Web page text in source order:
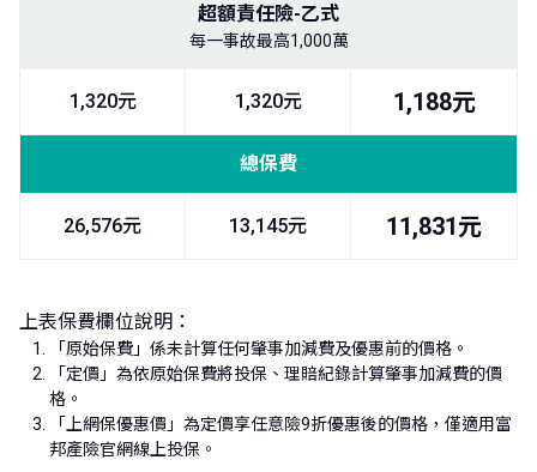
超額責任險-乙式
每一事故最高1,000萬
1,320元 1,320元 1,188元
總保費
26,576元 13,145元 11,831元
上表保費欄位說明：
「原始保費」係未計算任何肇事加減費及優惠前的價格。
「定價」為依原始保費將投保、理賠紀錄計算肇事加減費的價
格。
「上網保優惠價」為定價享任意險9折優惠後的價格，僅適用富
邦產險官網線上投保。